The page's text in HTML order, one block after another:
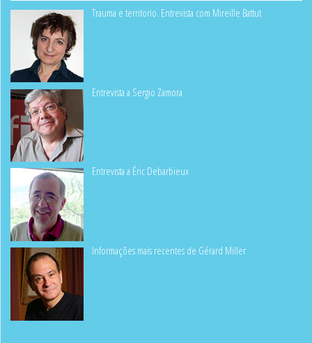
Trauma e territorio. Entrevista com Mireille Battut
Entrevista a Sergio Zamora
Entrevista a Éric Debarbieux
Informações mais recentes de Gérard Miller